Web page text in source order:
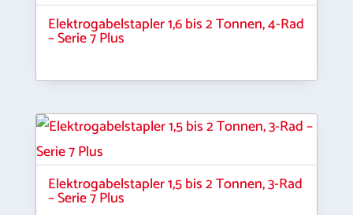
Elektrogabelstapler 1,6 bis 2 Tonnen, 4-Rad
– Serie 7 Plus
Elektrogabelstapler 1,5 bis 2 Tonnen, 3-Rad
– Serie 7 Plus